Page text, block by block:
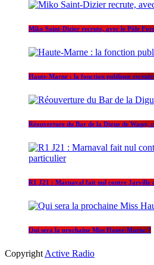
Miko Saint-Dizier recrute, avec le Pôle
Haute-Marne : la fonction publique
Réouverture du Bar de la Digue de Wassy,
R1 J21 : Marnaval fait nul contre Jarville
Qui sera la prochaine Miss Haute-Marne ?
Copyright Active Radio